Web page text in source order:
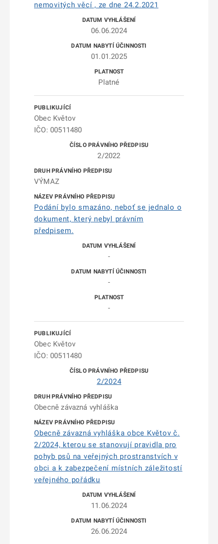
nemovitých věcí , ze dne 24.2.2021
06.06.2024
01.01.2025
Platné
Obec Květov
IČO: 00511480
2/2022
VÝMAZ
Podání bylo smazáno, neboť se jednalo o
dokument, který nebyl právním
předpisem.
-
-
-
Obec Květov
IČO: 00511480
2/2024
Obecně závazná vyhláška
Obecně závazná vyhláška obce Květov č.
2/2024, kterou se stanovují pravidla pro
pohyb psů na veřejných prostranstvích v
obci a k zabezpečení místních záležitostí
veřejného pořádku
11.06.2024
26.06.2024